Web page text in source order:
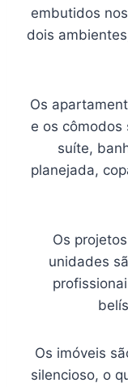
embutidos
dois
Os
e os
suíte,
planejada,
Os
unidades
Os imóveis
silencioso, o